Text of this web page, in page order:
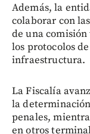
Además, la
colaborar con
de una
los protocolos
infraestructura.
La Fiscalía
la
penales,
en otros